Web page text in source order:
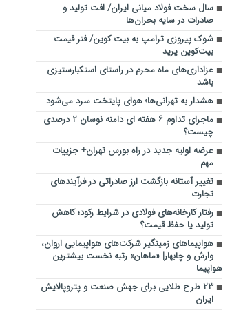
سال سخت فولاد میانی ایران/ افت تولید و
صادرات در سایه بحران‌ها
شوک پیروزی ترامپ به بیت کوین/ فنر قیمت
بیت‌کوین پرید
عزاداری‌های ماه محرم در راستای استکبارستیزی
باشد
هشدار به تهرانی‌ها؛ هوای پایتخت سرد می‌شود
ماجرای تداوم ۶ هفته ای دامنه نوسان ۲ درصدی
چیست؟
عرضه اولیه جدید در راه بورس تهران+ جزییات
مهم
تغییر آستانه بازگشت ارز صادراتی در فرآیندهای
تجارت
رفتار کارخانه‌های فولادی در شرایط رکود؛ کاهش
تولید یا حفظ قیمت؟
هواپیماهای زمینگیر شرکت‌های هواپیمایی اروان،
وارش و چابهار| «ماهان» رتبه نخست بیشترین
هواپیما
۲۳ طرح طلایی برای جهش صنعت و پتروپالایش
ایران